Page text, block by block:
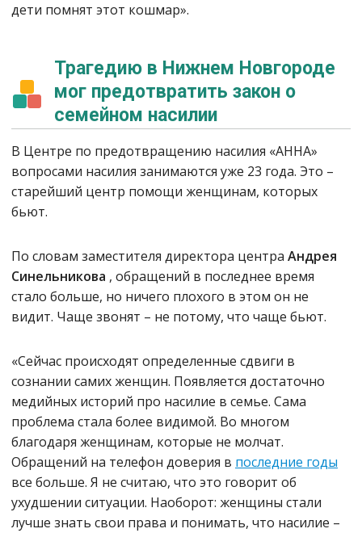
дети помнят этот кошмар».
Трагедию в Нижнем Новгороде
мог предотвратить закон о
семейном насилии
В Центре по предотвращению насилия «АННА»
вопросами насилия занимаются уже 23 года. Это –
старейший центр помощи женщинам, которых
бьют.
По словам заместителя директора центра Андрея
Синельникова , обращений в последнее время
стало больше, но ничего плохого в этом он не
видит. Чаще звонят – не потому, что чаще бьют.
«Сейчас происходят определенные сдвиги в
сознании самих женщин. Появляется достаточно
медийных историй про насилие в семье. Сама
проблема стала более видимой. Во многом
благодаря женщинам, которые не молчат.
Обращений на телефон доверия в последние годы
все больше. Я не считаю, что это говорит об
ухудшении ситуации. Наоборот: женщины стали
лучше знать свои права и понимать, что насилие –